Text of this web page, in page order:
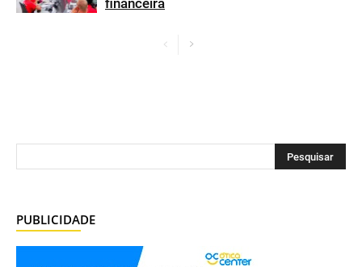
financeira
PUBLICIDADE